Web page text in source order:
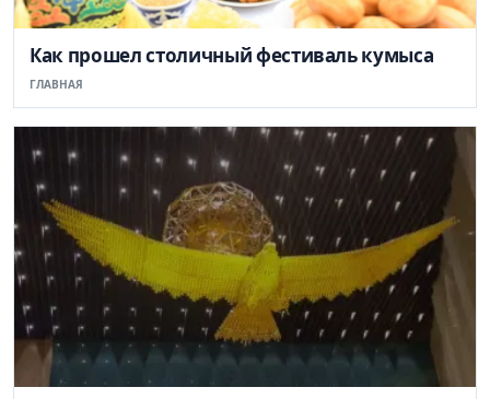
Как прошел столичный фестиваль кумыса
ГЛАВНАЯ